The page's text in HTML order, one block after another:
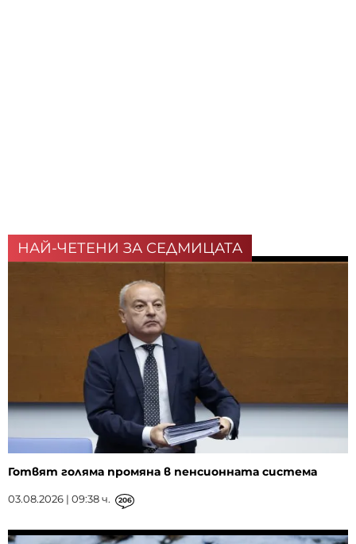
НАЙ-ЧЕТЕНИ ЗА СЕДМИЦАТА
Готвят голяма промяна в пенсионната система
03.08.2026 | 09:38 ч. 206